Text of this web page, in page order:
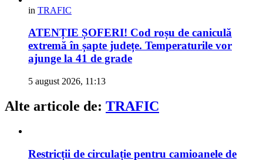
in TRAFIC
ATENȚIE ȘOFERI! Cod roșu de caniculă
extremă în șapte județe. Temperaturile vor
ajunge la 41 de grade
5 august 2026, 11:13
Alte articole de: TRAFIC
Restricții de circulație pentru camioanele de